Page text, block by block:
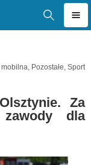
, Pozostałe, Sport
Za
dla